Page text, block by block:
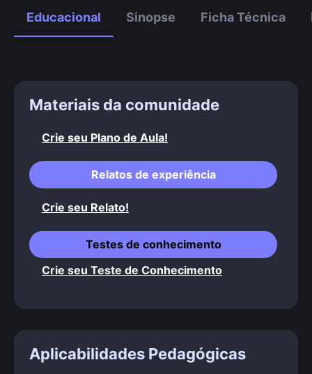
Educacional Sinopse Ficha Técnica
Materiais da comunidade
Crie seu Plano de Aula!
Relatos de experiência
Crie seu Relato!
Testes de conhecimento
Crie seu Teste de Conhecimento
Aplicabilidades Pedagógicas